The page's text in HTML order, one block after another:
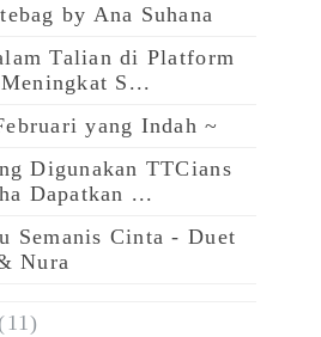
by Ana Suhana
Talian di Platform
S...
yang Indah ~
Digunakan TTCians
Dapatkan ...
Semanis Cinta - Duet
Nura
(11)